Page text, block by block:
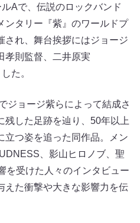
Aで、伝説のロックバンド
ンタリー『紫』のワールドプ
され、舞台挨拶にはジョージ
孝則監督、二井原実
た。
ジョージ紫らによって結成さ
残した足跡を辿り、50年以上
立つ姿を追った同作品。メン
、影山ヒロノブ、聖
受けた人々のインタビュー
えた衝撃や大きな影響力を伝